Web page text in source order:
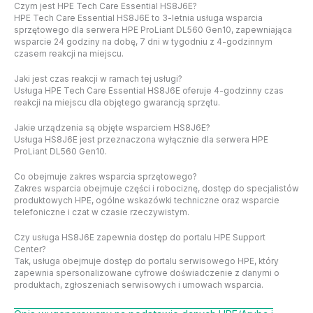
Czym jest HPE Tech Care Essential HS8J6E?
HPE Tech Care Essential HS8J6E to 3-letnia usługa wsparcia
sprzętowego dla serwera HPE ProLiant DL560 Gen10, zapewniająca
wsparcie 24 godziny na dobę, 7 dni w tygodniu z 4-godzinnym
czasem reakcji na miejscu.
Jaki jest czas reakcji w ramach tej usługi?
Usługa HPE Tech Care Essential HS8J6E oferuje 4-godzinny czas
reakcji na miejscu dla objętego gwarancją sprzętu.
Jakie urządzenia są objęte wsparciem HS8J6E?
Usługa HS8J6E jest przeznaczona wyłącznie dla serwera HPE
ProLiant DL560 Gen10.
Co obejmuje zakres wsparcia sprzętowego?
Zakres wsparcia obejmuje części i robociznę, dostęp do specjalistów
produktowych HPE, ogólne wskazówki techniczne oraz wsparcie
telefoniczne i czat w czasie rzeczywistym.
Czy usługa HS8J6E zapewnia dostęp do portalu HPE Support
Center?
Tak, usługa obejmuje dostęp do portalu serwisowego HPE, który
zapewnia spersonalizowane cyfrowe doświadczenie z danymi o
produktach, zgłoszeniach serwisowych i umowach wsparcia.